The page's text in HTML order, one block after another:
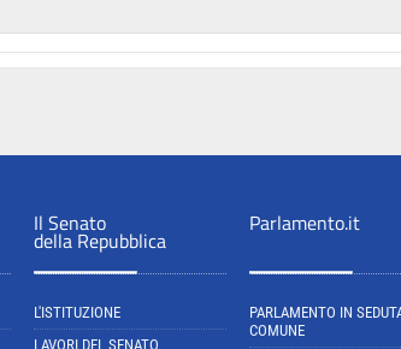
Il Senato
della Repubblica
L'ISTITUZIONE
LAVORI DEL SENATO
Parlamento.it
PARLAMENTO IN
COMUNE